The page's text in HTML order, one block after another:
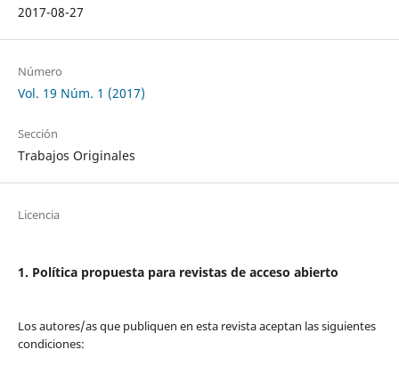
2017-08-27
Número
Vol. 19 Núm. 1 (2017)
Sección
Trabajos Originales
Licencia
1. Política propuesta para revistas de acceso abierto
Los autores/as que publiquen en esta revista aceptan las siguientes
condiciones: